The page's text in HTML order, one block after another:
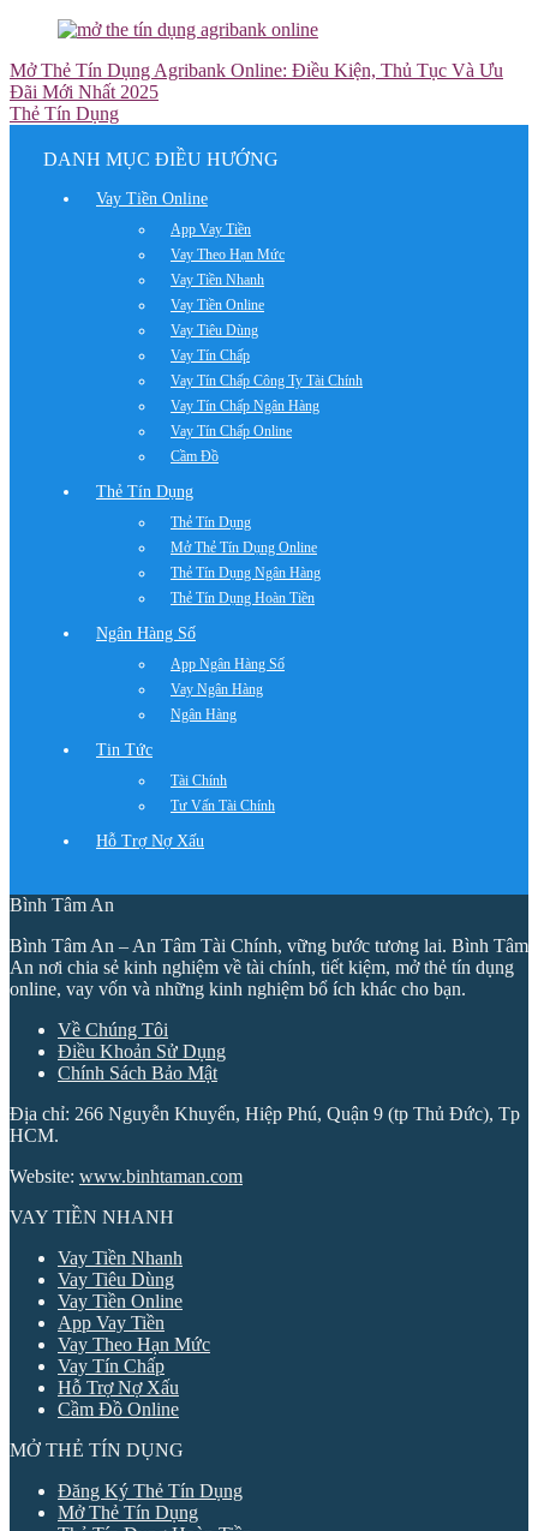
Mở Thẻ Tín Dụng Agribank Online: Điều Kiện, Thủ Tục Và Ưu
Đãi Mới Nhất 2025
Thẻ Tín Dụng
DANH MỤC ĐIỀU HƯỚNG
Vay Tiền Online
App Vay Tiền
Vay Theo Hạn Mức
Vay Tiền Nhanh
Vay Tiền Online
Vay Tiêu Dùng
Vay Tín Chấp
Vay Tín Chấp Công Ty Tài Chính
Vay Tín Chấp Ngân Hàng
Vay Tín Chấp Online
Cầm Đồ
Thẻ Tín Dụng
Thẻ Tín Dụng
Mở Thẻ Tín Dụng Online
Thẻ Tín Dụng Ngân Hàng
Thẻ Tín Dụng Hoàn Tiền
Ngân Hàng Số
App Ngân Hàng Số
Vay Ngân Hàng
Ngân Hàng
Tin Tức
Tài Chính
Tư Vấn Tài Chính
Hỗ Trợ Nợ Xấu
Bình Tâm An
Bình Tâm An – An Tâm Tài Chính, vững bước tương lai. Bình Tâm
An nơi chia sẻ kinh nghiệm về tài chính, tiết kiệm, mở thẻ tín dụng
online, vay vốn và những kinh nghiệm bổ ích khác cho bạn.
Về Chúng Tôi
Điều Khoản Sử Dụng
Chính Sách Bảo Mật
Địa chỉ: 266 Nguyễn Khuyến, Hiệp Phú, Quận 9 (tp Thủ Đức), Tp
HCM.
Website: www.binhtaman.com
VAY TIỀN NHANH
Vay Tiền Nhanh
Vay Tiêu Dùng
Vay Tiền Online
App Vay Tiền
Vay Theo Hạn Mức
Vay Tín Chấp
Hỗ Trợ Nợ Xấu
Cầm Đồ Online
MỞ THẺ TÍN DỤNG
Đăng Ký Thẻ Tín Dụng
Mở Thẻ Tín Dụng